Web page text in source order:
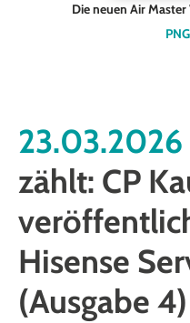
Die neuen Air
23.03.2026
zählt: CP
Hisense
(Ausgabe 4)